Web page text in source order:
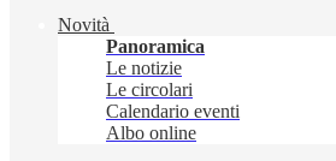
Novità
Panoramica
Le notizie
Le circolari
Calendario eventi
Albo online